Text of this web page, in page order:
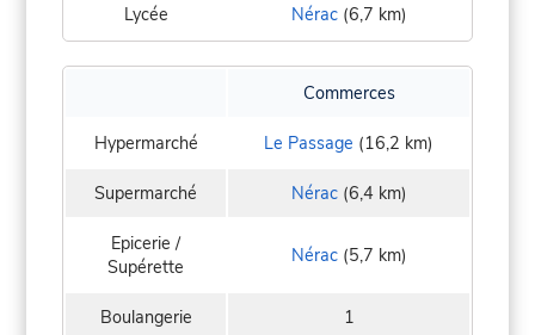
Lycée Nérac(6,7 km)
Commerces
Hypermarché Le Passage (16,2 km)
Supermarché Nérac(6,4 km)
Epicerie /
Supérette
Nérac(5,7 km)
Boulangerie 1